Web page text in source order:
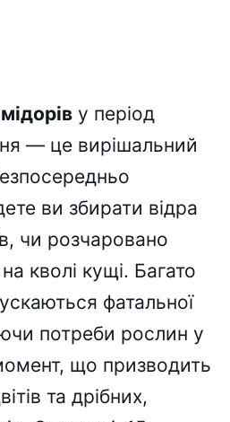
у період
— це вирішальний
ви збирати відра
чи розчаровано
кволі кущі. Багато
фатальної
потреби рослин у
що призводить
та дрібних,